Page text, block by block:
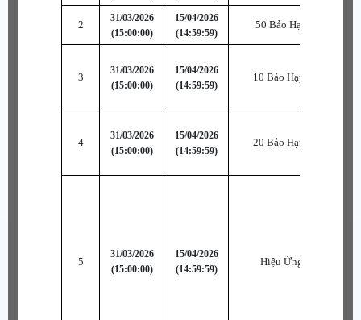
2
31/03/2026
(15:00:00)
15/04/2026
(14:59:59)
50 Bảo Hạp Hỏa Thiên
3
31/03/2026
(15:00:00)
15/04/2026
(14:59:59)
10 Bảo Hạp Ngọc B~SR
4
31/03/2026
(15:00:00)
15/04/2026
(14:59:59)
20 Bảo Hạp Ngọc B~SR
5
31/03/2026
(15:00:00)
15/04/2026
(14:59:59)
Hiệu Ứng Đặc Biệt 1